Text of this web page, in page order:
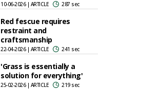
10-06-2026 | ARTICLE 287 sec
Red fescue requires
restraint and
craftsmanship
22-04-2026 | ARTICLE 241 sec
'Grass is essentially a
solution for everything'
25-02-2026 | ARTICLE 219 sec